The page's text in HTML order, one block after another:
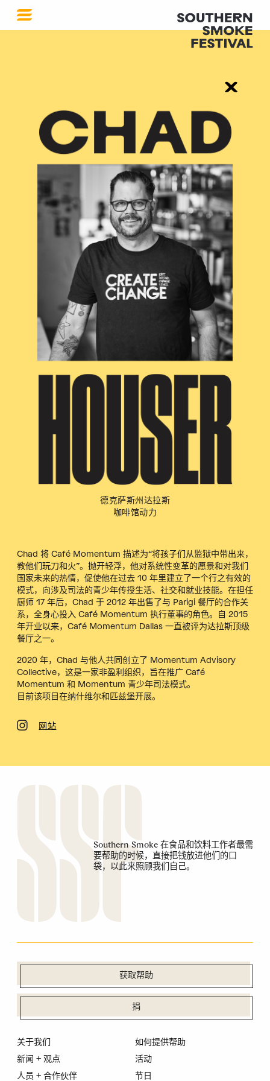
德克萨斯州达拉斯
咖啡馆动力
Chad 将 Café Momentum 描述为“将孩子们从监狱中带出来，
教他们玩刀和火”。抛开轻浮，他对系统性变革的愿景和对我们
国家未来的热情，促使他在过去 10 年里建立了一个行之有效的
模式，向涉及司法的青少年传授生活、社交和就业技能。在担任
厨师 17 年后，Chad 于 2012 年出售了与 Parigi 餐厅的合作关
系，全身心投入 Café Momentum 执行董事的角色。自 2015
年开业以来，Café Momentum Dallas 一直被评为达拉斯顶级
餐厅之一。
2020 年，Chad 与他人共同创立了 Momentum Advisory
Collective，这是一家非盈利组织，旨在推广 Café
Momentum 和 Momentum 青少年司法模式。
目前该项目在纳什维尔和匹兹堡开展。
网站
Southern Smoke 在食品和饮料工作者最需
要帮助的时候，直接把钱放进他们的口
袋，以此来照顾我们自己。
获取帮助
捐
关于我们
新闻 + 观点
人员 + 合作伙伴
如何提供帮助
活动
节日